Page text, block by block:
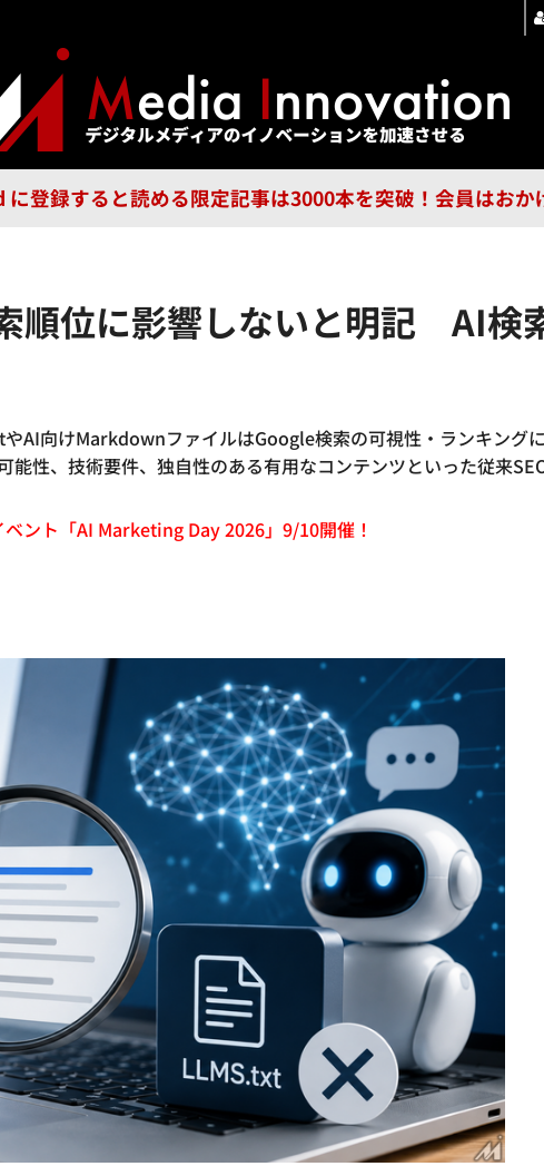
登録すると読める限定記事は3000本を突破！会員はおか
ジー 広告 企業 特集 ブラン
フ
位に影響しないと明記 AI検
AI向けMarkdownファイルはGoogle検索の可視性・ランキング
性、技術要件、独自性のある有用なコンテンツといった従来
ント「AI Marketing Day 2026」9/10開催！